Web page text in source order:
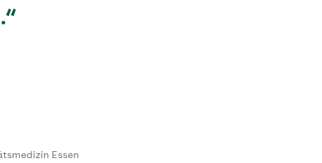
Essen